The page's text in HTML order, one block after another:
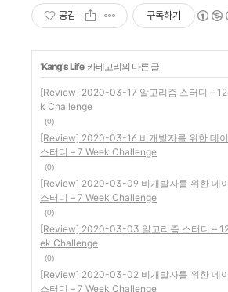
공감 구독하기
'Kang's Life' 카테고리의 다른 글
[Review] 2020-03-17 알고리즘 스터디 – 12
k Challenge
(0)
[Review] 2020-03-16 비개발자를 위한 데
스터디 – 7 Week Challenge
(0)
[Review] 2020-03-09 비개발자를 위한 데
스터디 – 7 Week Challenge
(0)
[Review] 2020-03-03 알고리즘 스터디 –
ek Challenge
(0)
[Review] 2020-03-02 비개발자를 위한 데
스터디 – 7 Week Challenge